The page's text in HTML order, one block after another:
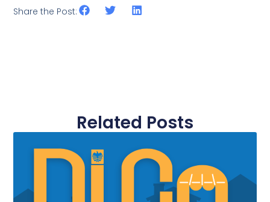
Share the Post:
Related Posts